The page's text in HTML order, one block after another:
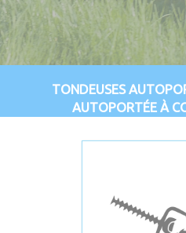
TONDEUSES
AUTOPORTÉE À